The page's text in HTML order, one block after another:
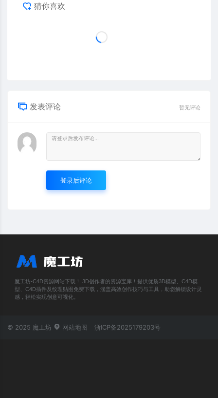
猜你喜欢
发表评论 暂无评论
登录后评论
魔工坊-C4D资源网站下载！ 3D创作者的资源宝库！提供优质3D模型、C4D模
型、C4D插件及纹理贴图免费下载，涵盖高效创作技巧与工具，助您解锁设计灵
感，轻松实现创意可视化。
© 2025 魔工坊 网站地图 浙ICP备2025179203号